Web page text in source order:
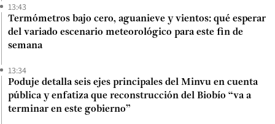
13:43
Termómetros bajo cero, aguanieve y vientos: qué esperar
del variado escenario meteorológico para este fin de
semana
13:34
Poduje detalla seis ejes principales del Minvu en cuenta
pública y enfatiza que reconstrucción del Biobío “va a
terminar en este gobierno”